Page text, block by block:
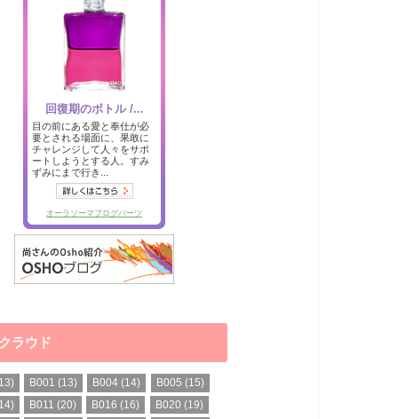
ラウド
B001 (13) B004 (14) B005 (15)
B011 (20) B016 (16) B020 (19)